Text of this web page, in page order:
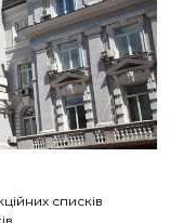
списків